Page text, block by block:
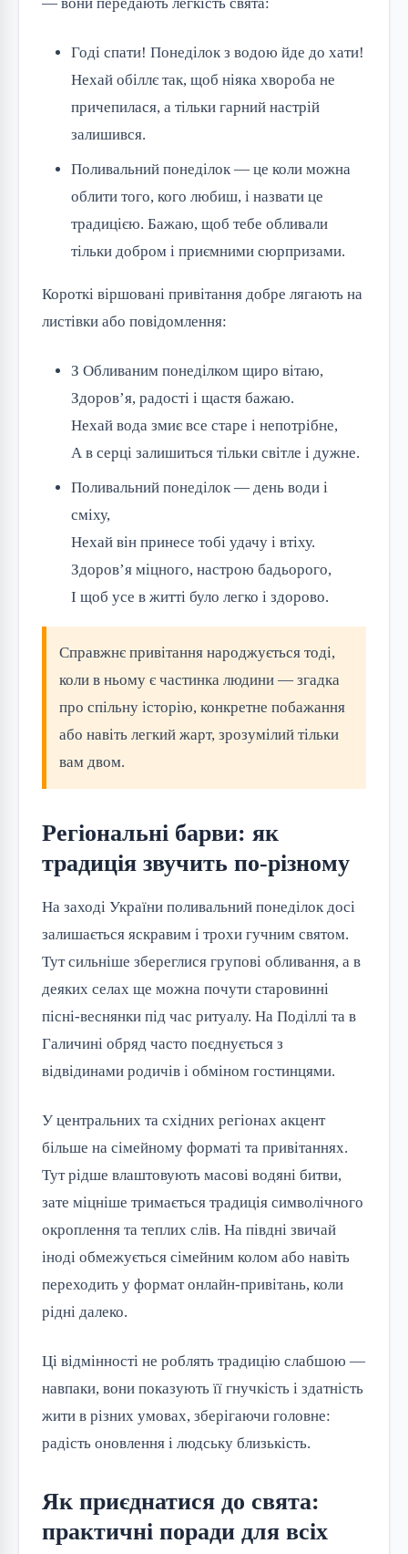
Годі спати! Понеділок з водою йде до хати!
Нехай обіллє так, щоб ніяка хвороба не
причепилася, а тільки гарний настрій
залишився.
Поливальний понеділок — це коли можна
облити того, кого любиш, і назвати це
традицією. Бажаю, щоб тебе обливали
тільки добром і приємними сюрпризами.
Короткі віршовані привітання добре лягають на
листівки або повідомлення:
З Обливаним понеділком щиро вітаю,
Здоров’я, радості і щастя бажаю.
Нехай вода змиє все старе і непотрібне,
А в серці залишиться тільки світле і дужне.
Поливальний понеділок — день води і
сміху,
Нехай він принесе тобі удачу і втіху.
Здоров’я міцного, настрою бадьорого,
І щоб усе в житті було легко і здорово.
Справжнє привітання народжується тоді,
коли в ньому є частинка людини — згадка
про спільну історію, конкретне побажання
або навіть легкий жарт, зрозумілий тільки
вам двом.
Регіональні барви: як
традиція звучить по-різному
На заході України поливальний понеділок досі
залишається яскравим і трохи гучним святом.
Тут сильніше збереглися групові обливання, а в
деяких селах ще можна почути старовинні
пісні-веснянки під час ритуалу. На Поділлі та в
Галичині обряд часто поєднується з
відвідинами родичів і обміном гостинцями.
У центральних та східних регіонах акцент
більше на сімейному форматі та привітаннях.
Тут рідше влаштовують масові водяні битви,
зате міцніше тримається традиція символічного
окроплення та теплих слів. На півдні звичай
іноді обмежується сімейним колом або навіть
переходить у формат онлайн-привітань, коли
рідні далеко.
Ці відмінності не роблять традицію слабшою —
навпаки, вони показують її гнучкість і здатність
жити в різних умовах, зберігаючи головне:
радість оновлення і людську близькість.
Як приєднатися до свята:
практичні поради для всіх